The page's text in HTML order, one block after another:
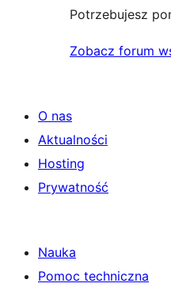
Potrzebujesz
Zobacz forum
O nas
Aktualności
Hosting
Prywatność
Nauka
Pomoc techniczna